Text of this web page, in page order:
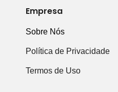
Empresa
Sobre Nós
Política de Privacidade
Termos de Uso